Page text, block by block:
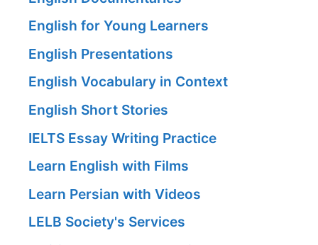
English for Young Learners
English Presentations
English Vocabulary in Context
English Short Stories
IELTS Essay Writing Practice
Learn English with Films
Learn Persian with Videos
LELB Society's Services